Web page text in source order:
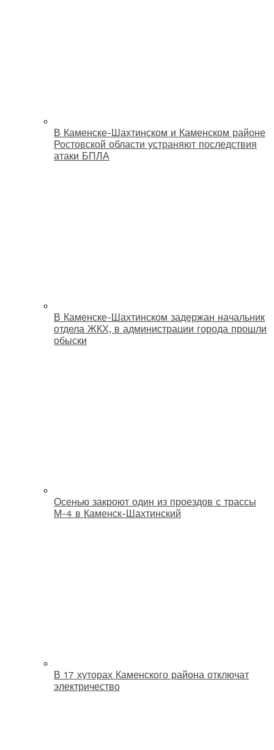
В Каменске-Шахтинском и Каменском районе
Ростовской области устраняют последствия
атаки БПЛА
В Каменске-Шахтинском задержан начальник
отдела ЖКХ, в администрации города прошли
обыски
Осенью закроют один из проездов с трассы
М-4 в Каменск-Шахтинский
В 17 хуторах Каменского района отключат
электричество